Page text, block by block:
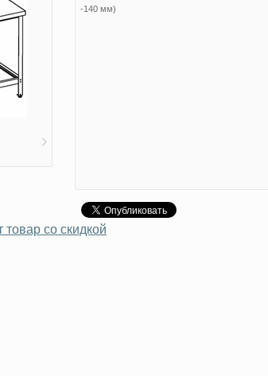
-140 мм)
товар со скидкой